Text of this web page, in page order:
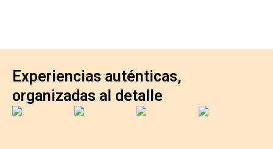
Experiencias auténticas,
organizadas al detalle